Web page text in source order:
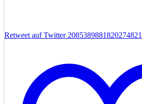
Retweet auf Twitter 2085389881820274821